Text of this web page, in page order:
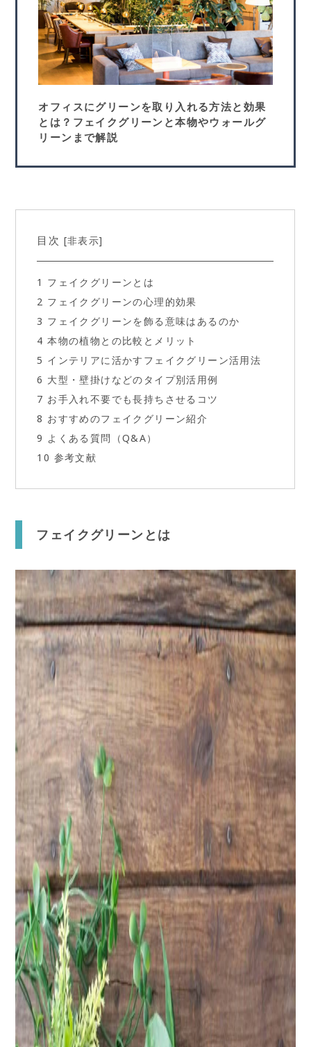
オフィスにグリーンを取り入れる方法と効果
とは？フェイクグリーンと本物やウォールグ
リーンまで解説
目次 [非表示]
1 フェイクグリーンとは
2 フェイクグリーンの心理的効果
3 フェイクグリーンを飾る意味はあるのか
4 本物の植物との比較とメリット
5 インテリアに活かすフェイクグリーン活用法
6 大型・壁掛けなどのタイプ別活用例
7 お手入れ不要でも長持ちさせるコツ
8 おすすめのフェイクグリーン紹介
9 よくある質問（Q&A）
10 参考文献
フェイクグリーンとは